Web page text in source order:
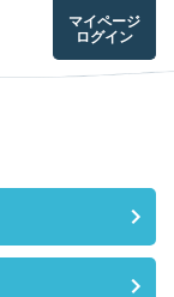
マイページ
ログイン